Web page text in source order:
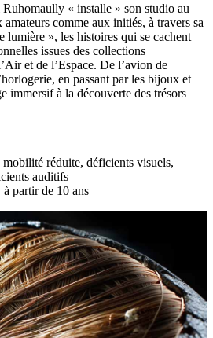
« installe » son studio au
comme aux initiés, à travers sa
lumière », les histoires qui se cachent
issues des collections
et de l’Espace. De l’avion de
en passant par les bijoux et
immersif à la découverte des trésors
mobilité réduite, déficients visuels,
auditifs
à partir de 10 ans